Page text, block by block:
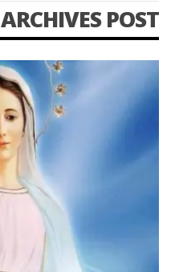
ARCHIVES POST